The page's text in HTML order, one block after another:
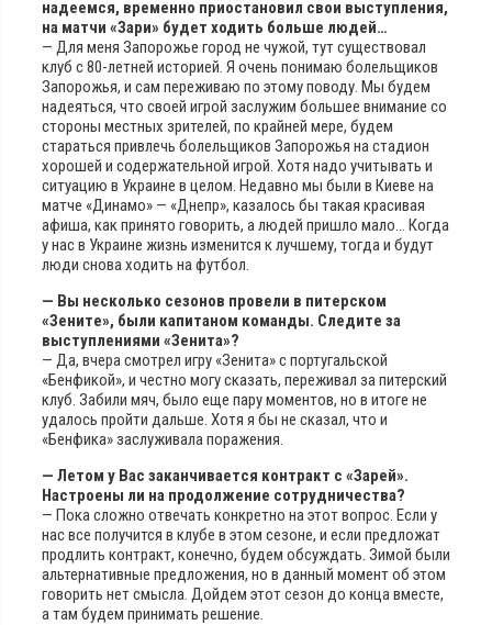
надеемся, временно приостановил свои выступления,
на матчи «Зари» будет ходить больше людей…
— Для меня Запорожье город не чужой, тут существовал
клуб с 80-летней историей. Я очень понимаю болельщиков
Запорожья, и сам переживаю по этому поводу. Мы будем
надеяться, что своей игрой заслужим большее внимание со
стороны местных зрителей, по крайней мере, будем
стараться привлечь болельщиков Запорожья на стадион
хорошей и содержательной игрой. Хотя надо учитывать и
ситуацию в Украине в целом. Недавно мы были в Киеве на
матче «Динамо» — «Днепр», казалось бы такая красивая
афиша, как принято говорить, а людей пришло мало… Когда
у нас в Украине жизнь изменится к лучшему, тогда и будут
люди снова ходить на футбол.
— Вы несколько сезонов провели в питерском
«Зените», были капитаном команды. Следите за
выступлениями «Зенита»?
— Да, вчера смотрел игру «Зенита» с португальской
«Бенфикой», и честно могу сказать, переживал за питерский
клуб. Забили мяч, было еще пару моментов, но в итоге не
удалось пройти дальше. Хотя я бы не сказал, что и
«Бенфика» заслуживала поражения.
— Летом у Вас заканчивается контракт с «Зарей».
Настроены ли на продолжение сотрудничества?
— Пока сложно отвечать конкретно на этот вопрос. Если у
нас все получится в клубе в этом сезоне, и если предложат
продлить контракт, конечно, будем обсуждать. Зимой были
альтернативные предложения, но в данный момент об этом
говорить нет смысла. Дойдем этот сезон до конца вместе,
а там будем принимать решение.